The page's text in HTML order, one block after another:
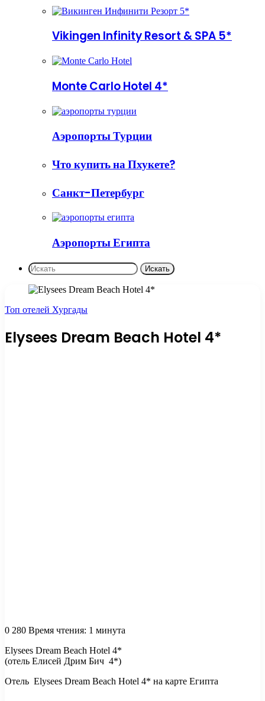
Vikingen Infinity Resort & SPA 5*
Monte Carlo Hotel 4*
Аэропорты Турции
Что купить на Пхукете?
Санкт-Петербург
Аэропорты Египта
Искать
Топ отелей Хургады
Elysees Dream Beach Hotel 4*
0 280 Время чтения: 1 минута
Elysees Dream Beach Hotel 4*
(отель Елисей Дрим Бич 4*)
Отель Elysees Dream Beach Hotel 4* на карте Египта